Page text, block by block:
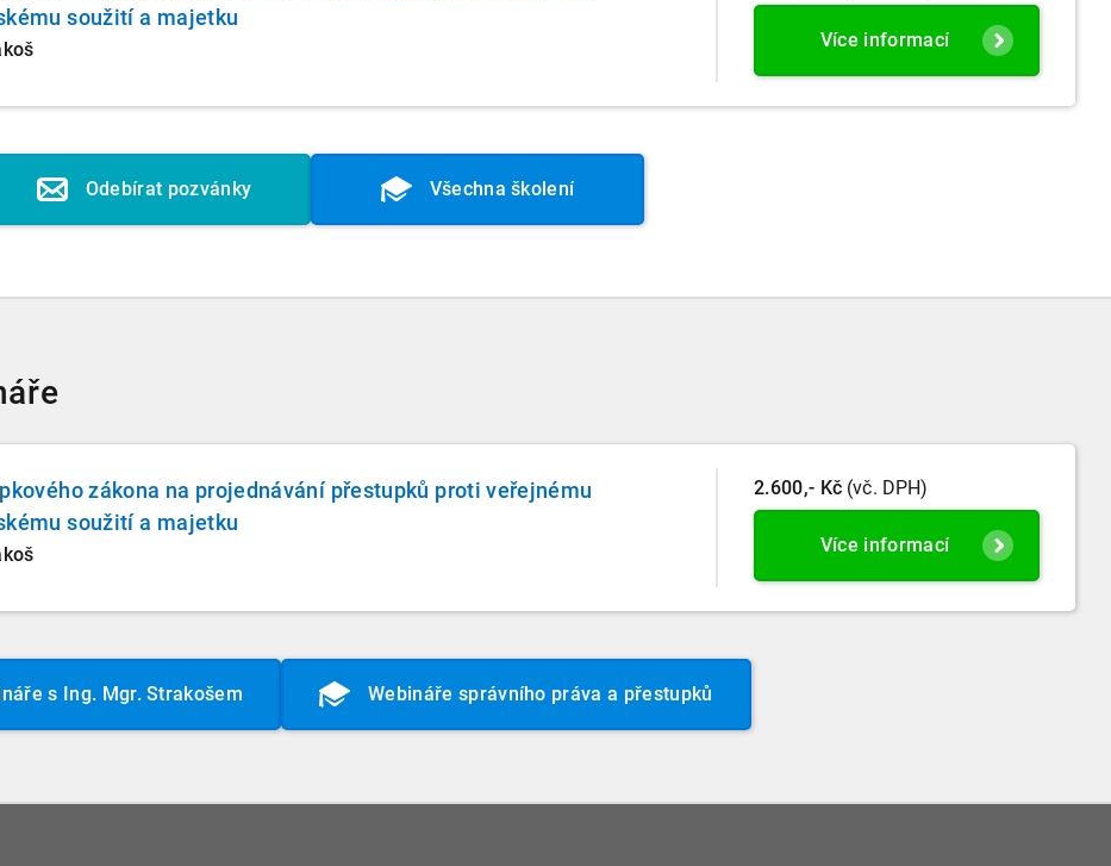
soužití a majetku
Více informací
Odebírat pozvánky Všechna školení
zákona na projednávání přestupků proti veřejnému
soužití a majetku
2.600,- Kč (vč. DPH)
Více informací
s Ing. Mgr. Strakošem Webináře správního práva a přestupků